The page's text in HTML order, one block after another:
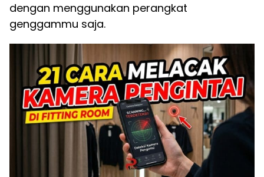
dengan menggunakan perangkat
genggammu saja.